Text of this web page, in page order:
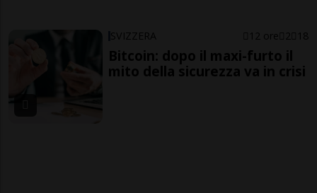
SVIZZERA 12 ore 2 18
Bitcoin: dopo il maxi-furto il
mito della sicurezza va in crisi